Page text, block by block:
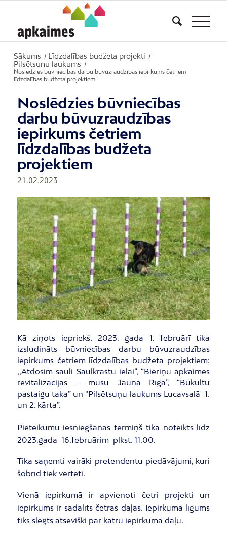
Sākums / Līdzdalības budžeta projekti /
Pilsētsuņu laukums
/
Noslēdzies būvniecības darbu būvuzraudzības iepirkums četriem
līdzdalības budžeta projektiem
Noslēdzies būvniecības
darbu būvuzraudzības
iepirkums četriem
līdzdalības budžeta
projektiem
21.02.2023
Kā ziņots iepriekš, 2023. gada 1. februārī tika
izsludināts būvniecības darbu būvuzraudzības
iepirkums četriem līdzdalības budžeta projektiem:
,,Atdosim sauli Saulkrastu ielai”, “Bieriņu apkaimes
revitalizācijas – mūsu Jaunā Rīga”, “Bukultu
pastaigu taka” un “Pilsētsuņu laukums Lucavsalā 1.
un 2. kārta”.
Pieteikumu iesniegšanas termiņš tika noteikts līdz
2023.gada 16.februārim plkst. 11.00.
Tika saņemti vairāki pretendentu piedāvājumi, kuri
šobrīd tiek vērtēti.
Vienā iepirkumā ir apvienoti četri projekti un
iepirkums ir sadalīts četrās daļās. Iepirkuma līgums
tiks slēgts atsevišķi par katru iepirkuma daļu.